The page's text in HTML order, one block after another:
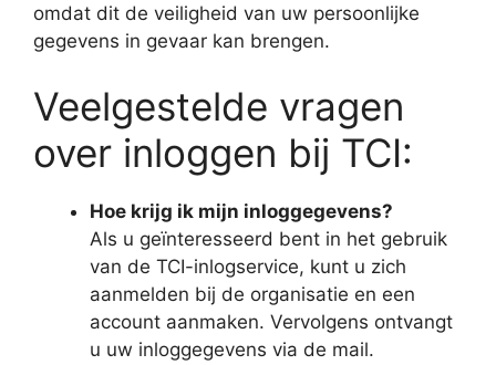
omdat dit de veiligheid van uw persoonlijke
gegevens in gevaar kan brengen.
Veelgestelde vragen
over inloggen bij TCI:
Hoe krijg ik mijn inloggegevens?
Als u geïnteresseerd bent in het gebruik
van de TCI-inlogservice, kunt u zich
aanmelden bij de organisatie en een
account aanmaken. Vervolgens ontvangt
u uw inloggegevens via de mail.